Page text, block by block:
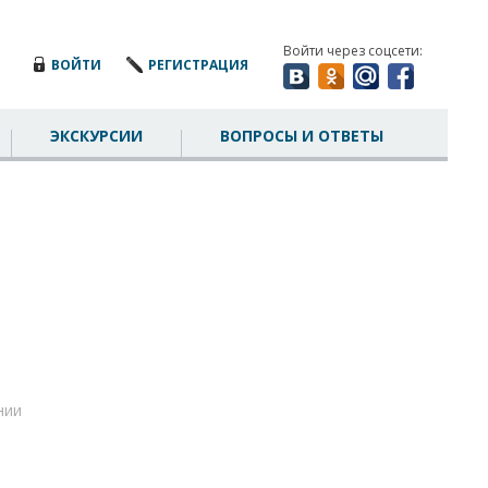
ВОЙТИ РЕГИСТРАЦИЯ
Войти через соцсети:
ЭКСКУРСИИ ВОПРОСЫ И ОТВЕТЫ